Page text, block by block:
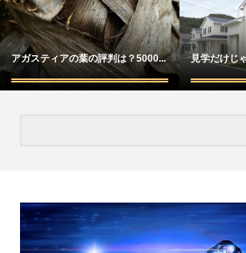
アガスティアの葉の評判は？5000... 見学だけじ